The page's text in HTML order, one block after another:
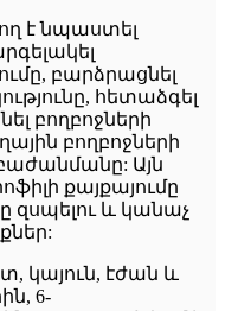
է նպաստել
բարձրացնել
հետաձգել
բողբոջների
բողբոջների
Այն
քայքայումը
զսպելու և կանաչ
կայուն, էժան և
6-